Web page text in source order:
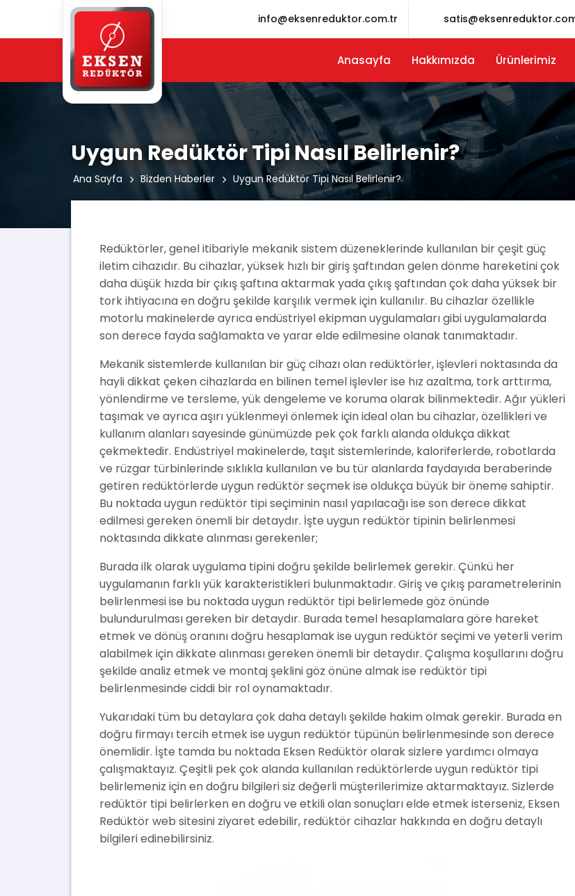
info@eksenreduktor.com.tr
Anasayfa Hakkımızda Ürünlerimiz
Uygun Redüktör Tipi Nasıl Belirlenir?
Ana Sayfa Bizden Haberler Uygun Redüktör Tipi Nasıl Belirlenir?
Redüktörler, genel itibariyle mekanik sistem düzeneklerinde kullanılan bir çeşit güç
iletim cihazıdır. Bu cihazlar, yüksek hızlı bir giriş şaftından gelen dönme hareketini çok
daha düşük hızda bir çıkış şaftına aktarmak yada çıkış şaftından çok daha yüksek bir
tork ihtiyacına en doğru şekilde karşılık vermek için kullanılır. Bu cihazlar özellikle
motorlu makinelerde ayrıca endüstriyel ekipman uygulamaları gibi uygulamalarda
son derece fayda sağlamakta ve yarar elde edilmesine olanak tanımaktadır.
Mekanik sistemlerde kullanılan bir güç cihazı olan redüktörler, işlevleri noktasında da
hayli dikkat çeken cihazlarda en bilinen temel işlevler ise hız azaltma, tork arttırma,
yönlendirme ve tersleme, yük dengeleme ve koruma olarak bilinmektedir. Ağır yükleri
taşımak ve ayrıca aşırı yüklenmeyi önlemek için ideal olan bu cihazlar, özellikleri ve
kullanım alanları sayesinde günümüzde pek çok farklı alanda oldukça dikkat
çekmektedir. Endüstriyel makinelerde, taşıt sistemlerinde, kaloriferlerde, robotlarda
ve rüzgar türbinlerinde sıklıkla kullanılan ve bu tür alanlarda faydayıda beraberinde
getiren redüktörlerde uygun redüktör seçmek ise oldukça büyük bir öneme sahiptir.
Bu noktada uygun redüktör tipi seçiminin nasıl yapılacağı ise son derece dikkat
edilmesi gereken önemli bir detaydır. İşte uygun redüktör tipinin belirlenmesi
noktasında dikkate alınması gerekenler;
Burada ilk olarak uygulama tipini doğru şekilde belirlemek gerekir. Çünkü her
uygulamanın farklı yük karakteristikleri bulunmaktadır. Giriş ve çıkış parametrelerinin
belirlenmesi ise bu noktada uygun redüktör tipi belirlemede göz önünde
bulundurulması gereken bir detaydır. Burada temel hesaplamalara göre hareket
etmek ve dönüş oranını doğru hesaplamak ise uygun redüktör seçimi ve yeterli verim
alabilmek için dikkate alınması gereken önemli bir detaydır. Çalışma koşullarını doğru
şekilde analiz etmek ve montaj şeklini göz önüne almak ise redüktör tipi
belirlenmesinde ciddi bir rol oynamaktadır.
Yukarıdaki tüm bu detaylara çok daha detaylı şekilde hakim olmak gerekir. Burada en
doğru firmayı tercih etmek ise uygun redüktör tüpünün belirlenmesinde son derece
önemlidir. İşte tamda bu noktada Eksen Redüktör olarak sizlere yardımcı olmaya
çalışmaktayız. Çeşitli pek çok alanda kullanılan redüktörlerde uygun redüktör tipi
belirlemeniz için en doğru bilgileri siz değerli müşterilerimize aktarmaktayız. Sizlerde
redüktör tipi belirlerken en doğru ve etkili olan sonuçları elde etmek isterseniz, Eksen
Redüktör web sitesini ziyaret edebilir, redüktör cihazlar hakkında en doğru detaylı
bilgileri edinebilirsiniz.